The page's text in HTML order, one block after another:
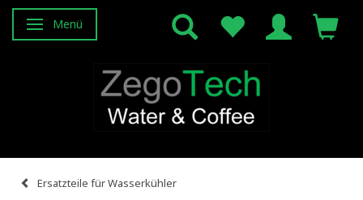
Anzeige ändern
Menü
Ersatzteile für Wasserkühler